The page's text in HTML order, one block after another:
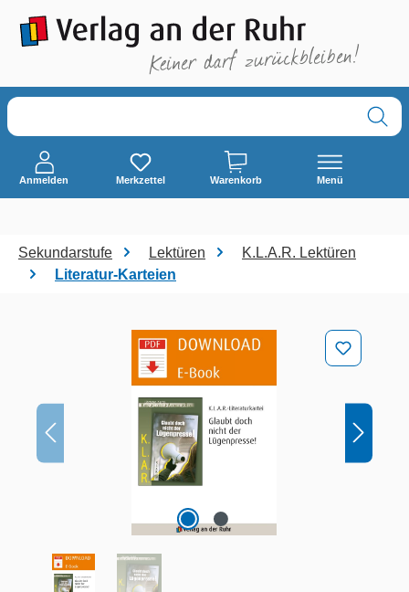
springen
Anmelden Merkzettel Warenkorb Menü
Sekundarstufe Lektüren
K.L.A.R. Lektüren
Literatur-Karteien
Bildergalerie überspringen